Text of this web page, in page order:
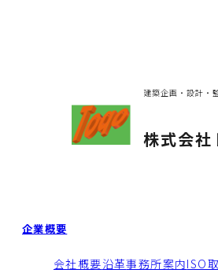
建築企画・設計・
株式会社
企業概要
会社概要沿革事務所案内ISO